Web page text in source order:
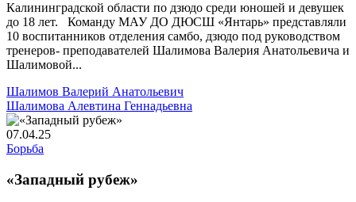
Калининградской области по дзюдо среди юношей и девушек
до 18 лет. Команду МАУ ДО ДЮСШ «Янтарь» представляли
10 воспитанников отделения самбо, дзюдо под руководством
тренеров- преподавателей Шалимова Валерия Анатольевича и
Шалимовой...
Шалимов Валерий Анатольевич
Шалимова Алевтина Геннадьевна
07.04.25
Борьба
«Западный рубеж»